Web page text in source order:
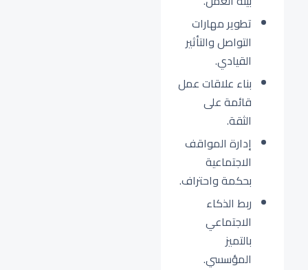
تطوير مهارات
التواصل والتأثير
القيادي.
بناء علاقات عمل
قائمة على
الثقة.
إدارة المواقف
الاجتماعية
بحكمة واحتراف.
ربط الذكاء
الاجتماعي
بالتميز
المؤسسي.